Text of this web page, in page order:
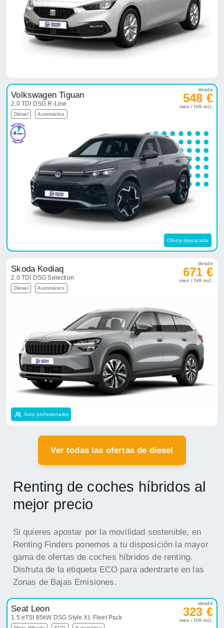
Volkswagen Tiguan
2.0 TDI DSG R-Line
Diésel Automático
desde
548 €
mes / IVA incl.
Oferta destacada
Skoda Kodiaq
2.0 TDI DSG Selection
Diésel Automático
desde
671 €
mes / IVA incl.
Solo profesionales
Ver todas las ofertas de diesel
Renting de coches híbridos al
mejor precio
Si quieres apostar por la movilidad sostenible, en
Renting Finders ponemos a tu disposición la mayor
gama de ofertas de coches híbridos de renting.
Disfruta de la etiqueta ECO para adentrarte en las
Zonas de Bajas Emisiones.
Seat Leon
1.5 eTSI 85kW DSG Style XL Fleet Pack
desde
323 €
mes / IVA incl.